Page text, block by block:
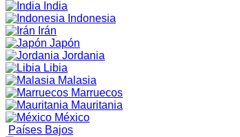
India
Indonesia
Irán
Japón
Jordania
Libia
Malasia
Marruecos
Mauritania
México
Países Bajos